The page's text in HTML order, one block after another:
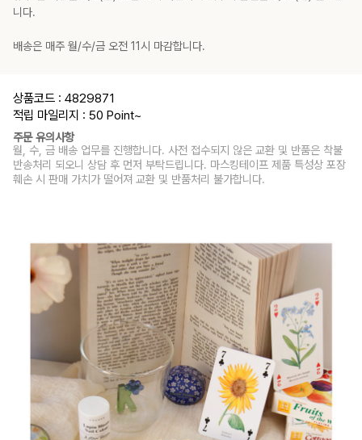
니다.
배송은 매주 월/수/금 오전 11시 마감합니다.
상품코드 : 4829871
적립 마일리지 : 50 Point~
주문 유의사항
월, 수, 금 배송 업무를 진행합니다. 사전 접수되지 않은 교환 및 반품은 착불
반송처리 되오니 상담 후 먼저 부탁드립니다. 마스킹테이프 제품 특성상 포장
훼손 시 판매 가치가 떨어져 교환 및 반품처리 불가합니다.